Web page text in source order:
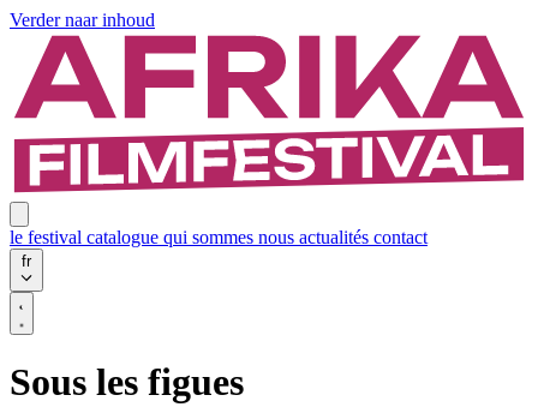
Verder naar inhoud
le festival catalogue qui sommes nous actualités contact
fr
Sous les figues